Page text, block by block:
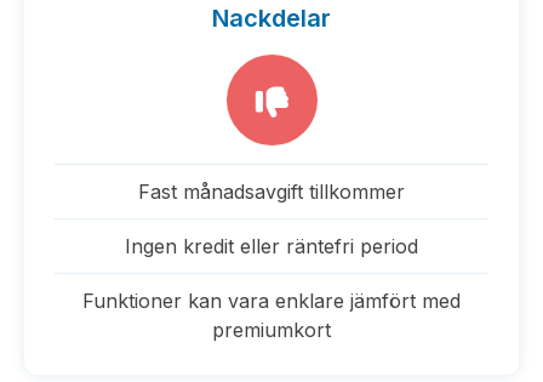
Nackdelar
Fast månadsavgift tillkommer
Ingen kredit eller räntefri period
Funktioner kan vara enklare jämfört med
premiumkort